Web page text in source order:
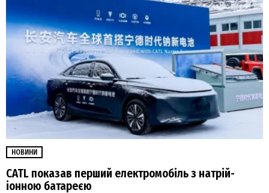
НОВИНИ
CATL показав перший електромобіль з натрій-
іонною батареєю